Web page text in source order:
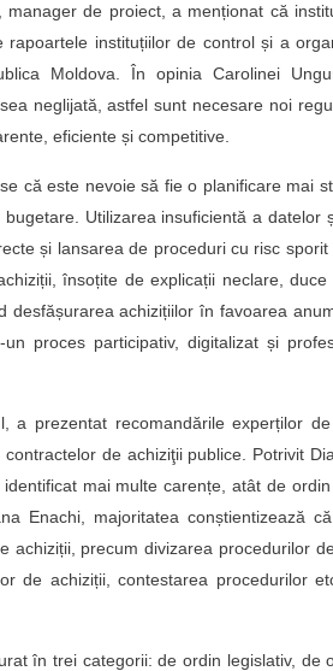
manager de proiect, a menționat că
instituțiilor de control și a
Moldova. În opinia Carolinei
neglijată, astfel sunt necesare noi
eficiente și competitive.
că este nevoie să fie o planificare mai
Utilizarea insuficientă a datelor
și lansarea de proceduri cu risc
însoțite de explicații neclare,
achizițiilor în favoarea
proces participativ, digitalizat și
a prezentat recomandările experților
de achiziţii publice. Potrivit
mai multe carențe, atât de
Enachi, majoritatea conștientizează
precum divizarea procedurilor
de achiziții, contestarea procedurilor
în trei categorii: de ordin legislativ, de